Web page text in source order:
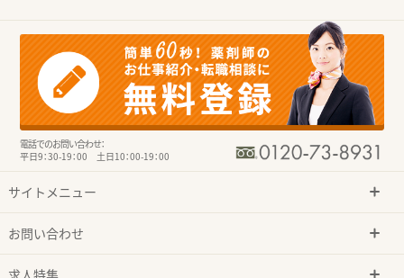
電話でのお問い合わせ：
平日9：30-19：00 土日10：00-19：00
サイトメニュー
お問い合わせ
求人特集